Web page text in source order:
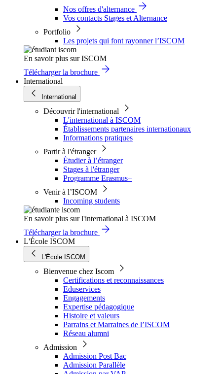
Nos offres d'alternance
Vos contacts Stages et Alternance
Portfolio
Les projets qui font rayonner l’ISCOM
En savoir plus sur ISCOM
Télécharger la brochure
International
International
Découvrir l'international
L'international à ISCOM
Établissements partenaires internationaux
Informations pratiques
Partir à l'étranger
Étudier à l’étranger
Stages à l'étranger
Programme Erasmus+
Venir à l’ISCOM
Incoming students
En savoir plus sur l'international à ISCOM
Télécharger la brochure
L'École ISCOM
L'École ISCOM
Bienvenue chez Iscom
Certifications et reconnaissances
Eduservices
Engagements
Expertise pédagogique
Histoire et valeurs
Parrains et Marraines de l’ISCOM
Réseau alumni
Admission
Admission Post Bac
Admission Parallèle